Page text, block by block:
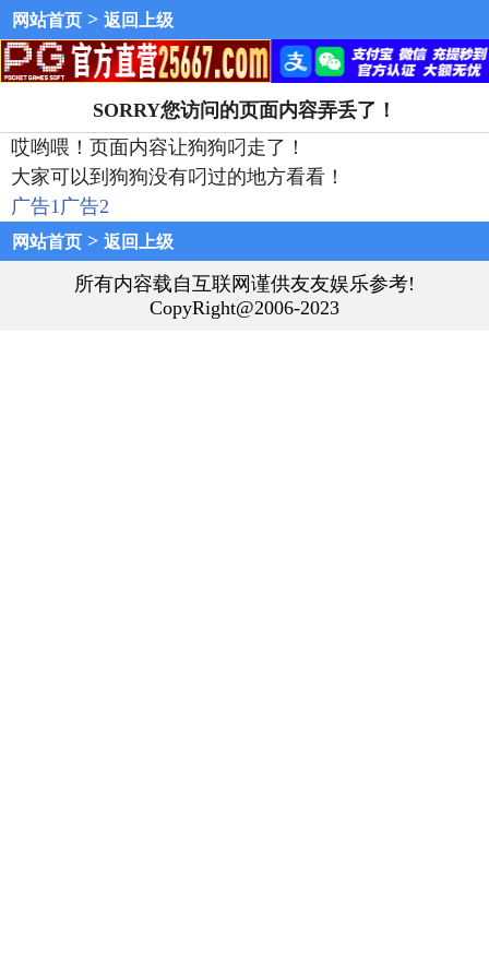
网站首页 > 返回上级
SORRY您访问的页面内容弄丢了！
哎哟喂！页面内容让狗狗叼走了！
大家可以到狗狗没有叼过的地方看看！
广告1广告2
网站首页 > 返回上级
所有内容载自互联网谨供友友娱乐参考!
CopyRight@2006-2023